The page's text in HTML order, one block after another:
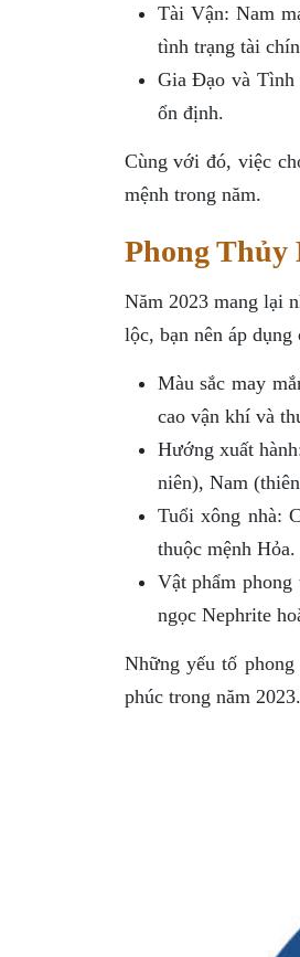
Tài Vận: Nam
tình trạng tài
Gia Đạo và Tình
ổn định.
Cùng với đó, việc
mệnh trong năm.
Phong
Năm 2023 mang lại
lộc, bạn nên áp dụng
Màu sắc may
cao vận khí và
Hướng xuất
niên), Nam
Tuổi xông nhà:
thuộc mệnh Hỏa.
Vật phẩm
ngọc Nephrite
Những yếu tố
phúc trong năm 2023.